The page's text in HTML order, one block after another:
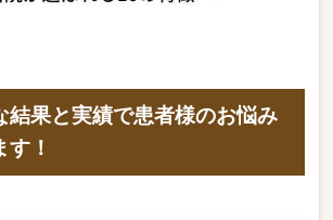
結果と実績で患者様のお悩み
！